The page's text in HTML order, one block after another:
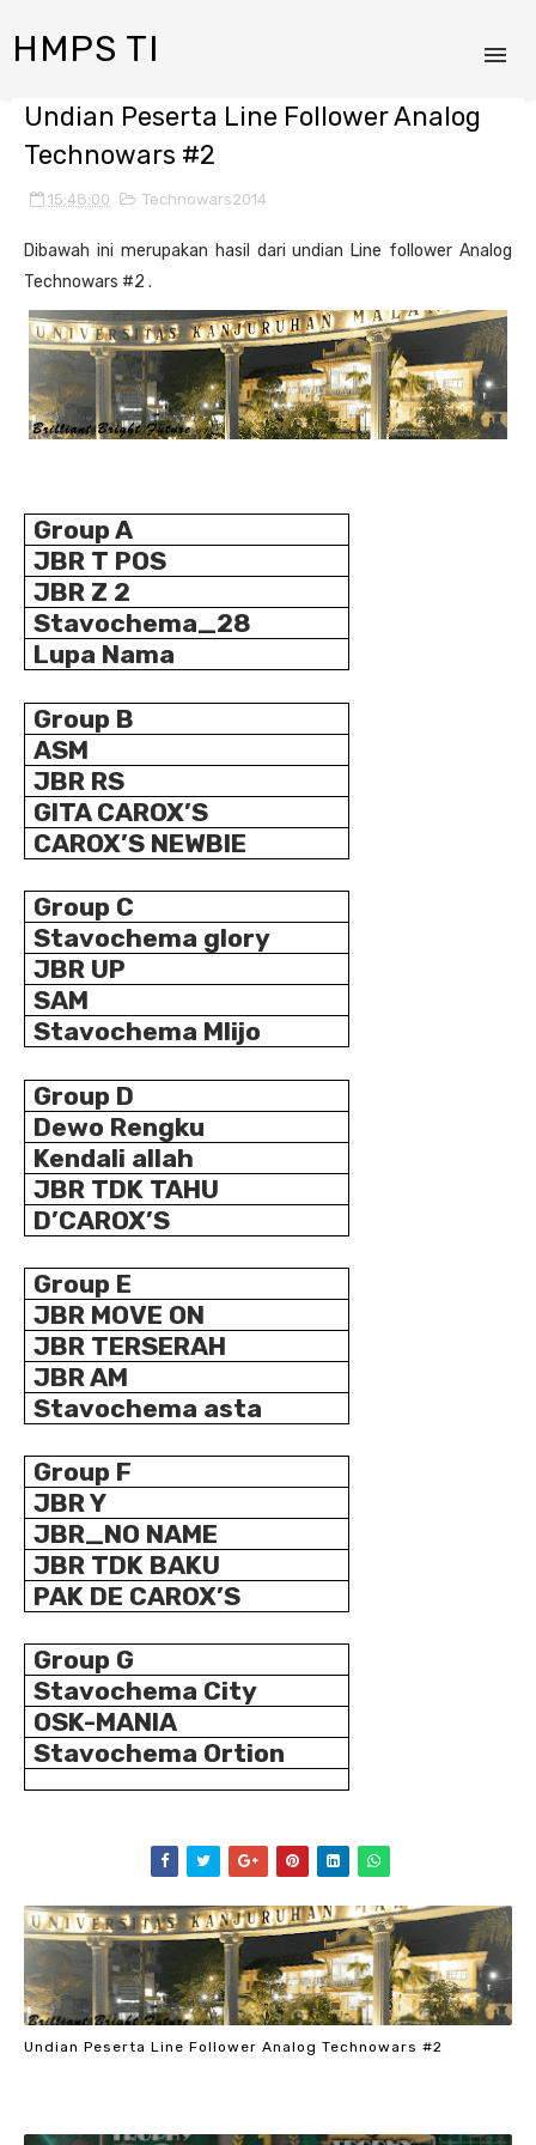
HMPS TI
Undian Peserta Line Follower Analog
Technowars #2
15:48:00 Technowars2014
Dibawah ini merupakan hasil dari undian Line follower Analog
Technowars #2 .
Group A
JBR T POS
JBR Z 2
Stavochema_28
Lupa Nama
Group B
ASM
JBR RS
GITA CAROX’S
CAROX’S NEWBIE
Group C
Stavochema glory
JBR UP
SAM
Stavochema Mlijo
Group D
Dewo Rengku
Kendali allah
JBR TDK TAHU
D’CAROX’S
Group E
JBR MOVE ON
JBR TERSERAH
JBR AM
Stavochema asta
Group F
JBR Y
JBR_NO NAME
JBR TDK BAKU
PAK DE CAROX’S
Group G
Stavochema City
OSK-MANIA
Stavochema Ortion
Undian Peserta Line Follower Analog Technowars #2